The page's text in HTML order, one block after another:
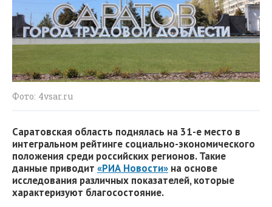
Фото: 4vsar.ru
Саратовская область поднялась на 31-е место в
интегральном рейтинге социально-экономического
положения среди российских регионов. Такие
данные приводит «РИА Новости» на основе
исследования различных показателей, которые
характеризуют благосостояние.